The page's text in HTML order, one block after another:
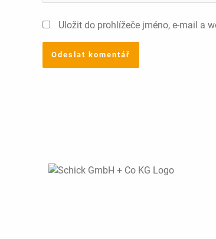
Uložit do prohlížeče jméno, e-mail a